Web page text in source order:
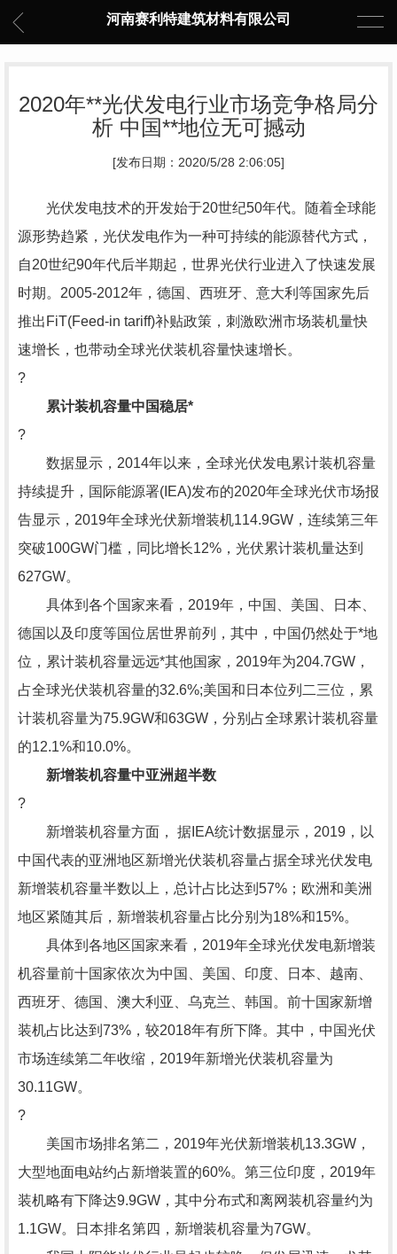
河南赛利特建筑材料有限公司
2020年**光伏发电行业市场竞争格局分
析 中国**地位无可撼动
[发布日期：2020/5/28 2:06:05]
光伏发电技术的开发始于20世纪50年代。随着全球能
源形势趋紧，光伏发电作为一种可持续的能源替代方式，
自20世纪90年代后半期起，世界光伏行业进入了快速发展
时期。2005-2012年，德国、西班牙、意大利等国家先后
推出FiT(Feed-in tariff)补贴政策，刺激欧洲市场装机量快
速增长，也带动全球光伏装机容量快速增长。
?
累计装机容量中国稳居*
?
数据显示，2014年以来，全球光伏发电累计装机容量
持续提升，国际能源署(IEA)发布的2020年全球光伏市场报
告显示，2019年全球光伏新增装机114.9GW，连续第三年
突破100GW门槛，同比增长12%，光伏累计装机量达到
627GW。
具体到各个国家来看，2019年，中国、美国、日本、
德国以及印度等国位居世界前列，其中，中国仍然处于*地
位，累计装机容量远远*其他国家，2019年为204.7GW，
占全球光伏装机容量的32.6%;美国和日本位列二三位，累
计装机容量为75.9GW和63GW，分别占全球累计装机容量
的12.1%和10.0%。
新增装机容量中亚洲超半数
?
新增装机容量方面， 据IEA统计数据显示，2019，以
中国代表的亚洲地区新增光伏装机容量占据全球光伏发电
新增装机容量半数以上，总计占比达到57%；欧洲和美洲
地区紧随其后，新增装机容量占比分别为18%和15%。
具体到各地区国家来看，2019年全球光伏发电新增装
机容量前十国家依次为中国、美国、印度、日本、越南、
西班牙、德国、澳大利亚、乌克兰、韩国。前十国家新增
装机占比达到73%，较2018年有所下降。其中，中国光伏
市场连续第二年收缩，2019年新增光伏装机容量为
30.11GW。
?
美国市场排名第二，2019年光伏新增装机13.3GW，
大型地面电站约占新增装置的60%。第三位印度，2019年
装机略有下降达9.9GW，其中分布式和离网装机容量约为
1.1GW。日本排名第四，新增装机容量为7GW。